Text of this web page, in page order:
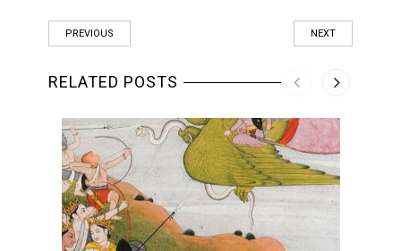
PREVIOUS NEXT
RELATED POSTS